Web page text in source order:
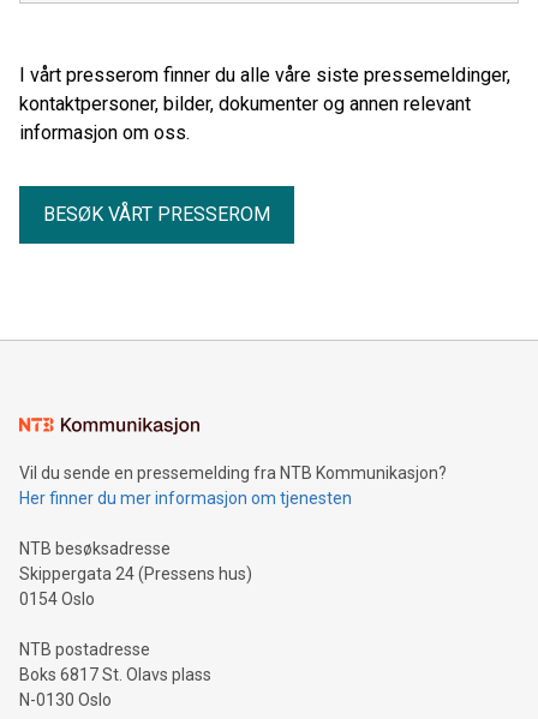
I vårt presserom finner du alle våre siste pressemeldinger,
kontaktpersoner, bilder, dokumenter og annen relevant
informasjon om oss.
BESØK VÅRT PRESSEROM
Vil du sende en pressemelding fra NTB Kommunikasjon?
Her finner du mer informasjon om tjenesten
NTB besøksadresse
Skippergata 24 (Pressens hus)
0154 Oslo
NTB postadresse
Boks 6817 St. Olavs plass
N-0130 Oslo